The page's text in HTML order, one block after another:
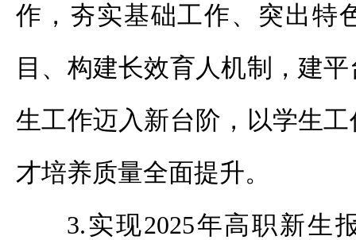
作，夯实基础工作、突出特
目、构建长效育人机制，建
生工作迈入新台阶，以学生
才培养质量全面提升。
3.实现2025年高职新生